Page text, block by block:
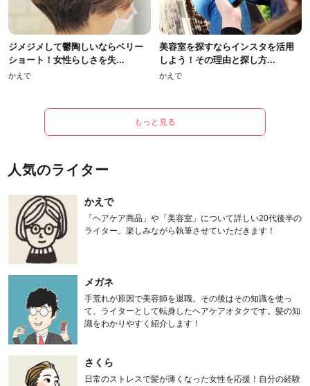
ジメジメして鬱陶しいならベリー
ショート！女性らしさを失...
かえで
美容室を探すならインスタを活用
しよう！その理由と探し方...
かえで
もっと見る
人気のライター
かえで
「ヘアケア商品」や「美容室」について詳しい20代後半の
ライター。楽しみながら執筆させていただきます！
メガネ
手荒れが原因で美容師を退職。その後はその知識を使っ
て、ライターとして転身したヘアケアオタクです。髪の知
識をわかりやすく紹介します！
さくら
日常のストレスで髪が薄くなった女性を応援！自分の経験